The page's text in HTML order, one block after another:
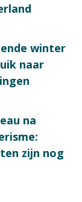
winter
naar
na
zijn nog